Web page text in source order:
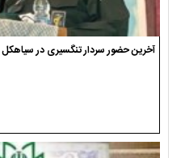
آخرین حضور سردار تنگسیری در سیاهکل